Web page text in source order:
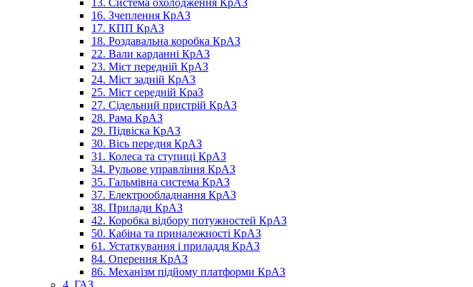
13. Система охолодження КрАЗ
16. Зчеплення КрАЗ
17. КПП КрАЗ
18. Роздавальна коробка КрАЗ
22. Вали карданні КрАЗ
23. Міст передній КрАЗ
24. Міст задній КрАЗ
25. Міст середній КраЗ
27. Сідельний пристрій КрАЗ
28. Рама КрАЗ
29. Підвіска КрАЗ
30. Вісь передня КрАЗ
31. Колеса та ступиці КрАЗ
34. Рульове управління КрАЗ
35. Гальмівна система КрАЗ
37. Електрообладнання КрАЗ
38. Прилади КрАЗ
42. Коробка відбору потужностей КрАЗ
50. Кабіна та приналежності КрАЗ
61. Устаткування і приладдя КрАЗ
84. Оперення КрАЗ
86. Механізм підйому платформи КрАЗ
4. ГАЗ